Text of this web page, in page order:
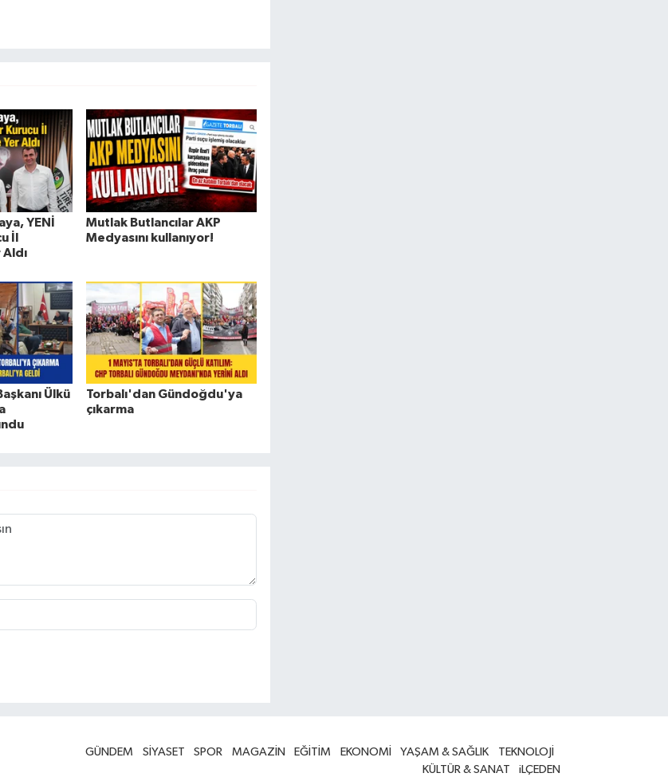
YENİ
İl
Mutlak Butlancılar AKP
Medyasını kullanıyor!
Ülkü
Torbalı'dan Gündoğdu'ya
çıkarma
GÜNDEM SİYASET SPOR MAGAZİN EĞİTİM EKONOMİ YAŞAM & SAĞLIK
TEKNOLOJİ
KÜLTÜR & SANAT
iLÇEDEN